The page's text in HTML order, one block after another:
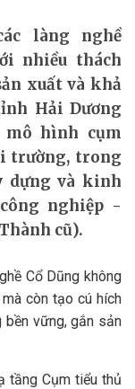
làng nghề
nhiều thách
xuất và khả
Hải Dương
hình cụm
trường, trong
dựng và kinh
nghiệp -
cũ).
Cổ Dũng không
còn tạo cú hích
vững, gắn sản
tầng Cụm tiểu thủ